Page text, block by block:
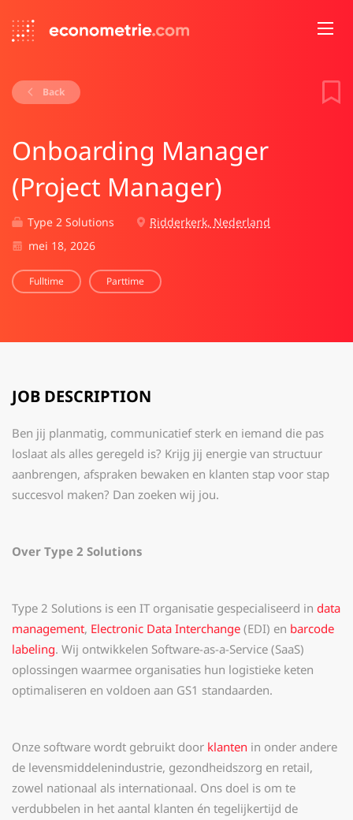
Back
Onboarding Manager
(Project Manager)
Type 2 Solutions
Ridderkerk, Nederland
mei 18, 2026
Fulltime Parttime
JOB DESCRIPTION
Ben jij planmatig, communicatief sterk en iemand die pas
loslaat als alles geregeld is? Krijg jij energie van structuur
aanbrengen, afspraken bewaken en klanten stap voor stap
succesvol maken? Dan zoeken wij jou.
Over Type 2 Solutions
Type 2 Solutions is een IT organisatie gespecialiseerd in data
management, Electronic Data Interchange (EDI) en barcode
labeling. Wij ontwikkelen Software-as-a-Service (SaaS)
oplossingen waarmee organisaties hun logistieke keten
optimaliseren en voldoen aan GS1 standaarden.
Onze software wordt gebruikt door klanten in onder andere
de levensmiddelenindustrie, gezondheidszorg en retail,
zowel nationaal als internationaal. Ons doel is om te
verdubbelen in het aantal klanten én tegelijkertijd de